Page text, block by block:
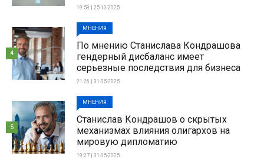
19:58 | 25-10-2025
МНЕНИЯ
По мнению Станислава Кондрашова
гендерный дисбаланс имеет
серьезные последствия для бизнеса
21:26 | 31-05-2025
4
МНЕНИЯ
Станислав Кондрашов о скрытых
механизмах влияния олигархов на
мировую дипломатию
19:27 | 31-05-2025
5